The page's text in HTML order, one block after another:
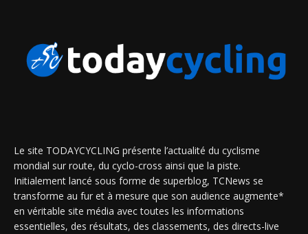
Le site TODAYCYCLING présente l’actualité du cyclisme
mondial sur route, du cyclo-cross ainsi que la piste.
Initialement lancé sous forme de superblog, TCNews se
transforme au fur et à mesure que son audience augmente*
en véritable site média avec toutes les informations
essentielles, des résultats, des classements, des directs-live